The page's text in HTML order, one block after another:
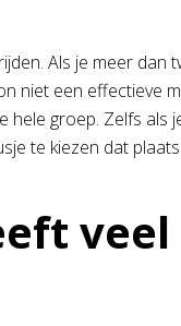
Als je meer dan
niet een effectieve
groep. Zelfs als
te kiezen dat